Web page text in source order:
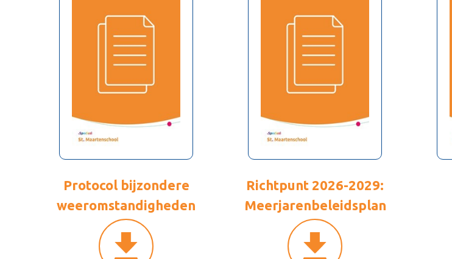
Protocol bijzondere
weeromstandigheden
Richtpunt 2026-2029:
Meerjarenbeleidsplan